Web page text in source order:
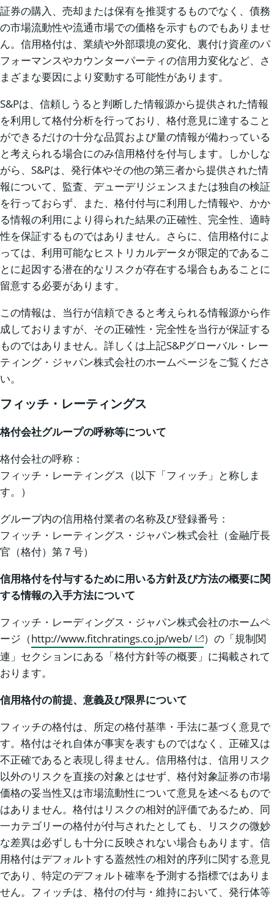
証券の購入、売却または保有を推奨するものでなく、債務
の市場流動性や流通市場での価格を示すものでもありませ
ん。信用格付は、業績や外部環境の変化、裏付け資産のパ
フォーマンスやカウンターパーティの信用力変化など、さ
まざまな要因により変動する可能性があります。
S&Pは、信頼しうると判断した情報源から提供された情報
を利用して格付分析を行っており、格付意見に達すること
ができるだけの十分な品質および量の情報が備わっている
と考えられる場合にのみ信用格付を付与します。しかしな
がら、S&Pは、発行体やその他の第三者から提供された情
報について、監査、デューデリジェンスまたは独自の検証
を行っておらず、また、格付付与に利用した情報や、かか
る情報の利用により得られた結果の正確性、完全性、適時
性を保証するものではありません。さらに、信用格付によ
っては、利用可能なヒストリカルデータが限定的であるこ
とに起因する潜在的なリスクが存在する場合もあることに
留意する必要があります。
この情報は、当行が信頼できると考えられる情報源から作
成しておりますが、その正確性・完全性を当行が保証する
ものではありません。詳しくは上記S&Pグローバル・レー
ティング・ジャパン株式会社のホームページをご覧くださ
い。
フィッチ・レーティングス
格付会社グループの呼称等について
格付会社の呼称：
フィッチ・レーティングス（以下「フィッチ」と称しま
す。）
グループ内の信用格付業者の名称及び登録番号：
フィッチ・レーティングス・ジャパン株式会社（金融庁長
官（格付）第７号）
信用格付を付与するために用いる方針及び方法の概要に関
する情報の入手方法について
フィッチ・レーディングス・ジャパン株式会社のホームペ
ージ（http://www.fitchratings.co.jp/web/
）の「規制関
連」セクションにある「格付方針等の概要」に掲載されて
おります。
信用格付の前提、意義及び限界について
フィッチの格付は、所定の格付基準・手法に基づく意見で
す。格付はそれ自体が事実を表すものではなく、正確又は
不正確であると表現し得ません。信用格付は、信用リスク
以外のリスクを直接の対象とはせず、格付対象証券の市場
価格の妥当性又は市場流動性について意見を述べるもので
はありません。格付はリスクの相対的評価であるため、同
一カテゴリーの格付が付与されたとしても、リスクの微妙
な差異は必ずしも十分に反映されない場合もあります。信
用格付はデフォルトする蓋然性の相対的序列に関する意見
であり、特定のデフォルト確率を予測する指標ではありま
せん。フィッチは、格付の付与・維持において、発行体等